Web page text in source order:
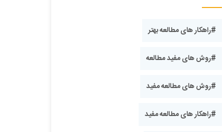
#راهکار های مطالعه بهتر
#روش های مفید مطالعه
#روش های مطالعه مفید
#راهکار های مطالعه مفید